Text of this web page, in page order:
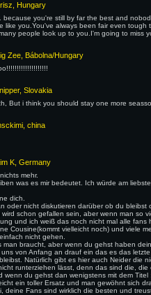
Hungary
because you're still by far the best and
like you.You've always been fair even
people look up to you.I'm going to miss
Zee, Bábolna/Hungary
Slovakia
But i think you should stay one more
china
K, Germany
mehr.
was es mir bedeutet. Ich würde am
dich.
oder nicht diskutieren darüber ob du bleibst
schon gefallen sein, aber wenn man
und ich weiß das noch nicht mal alle fans
Cousine(kommt vielleicht noch) und viele
nicht gehen.
man braucht, aber wenn du gehst haben
von Anfang an drauf ein das es das
Natürlich gibt es hier auch Neider die
runterziehen lässt, denn das sind die,
wenn du gehst dan wenigstens mit dem Titel
ein toller Ersatz und man gewöhnt sich
deine Fans sind wirklich die besten und